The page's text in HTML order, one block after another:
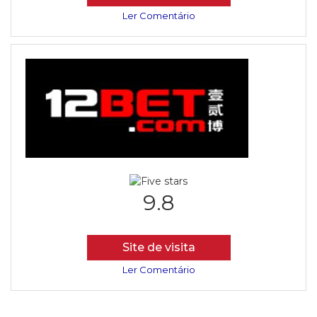
Ler Comentário
9.8
Site de visita
Ler Comentário